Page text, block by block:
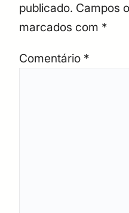
publicado. Campos
marcados com *
Comentário *